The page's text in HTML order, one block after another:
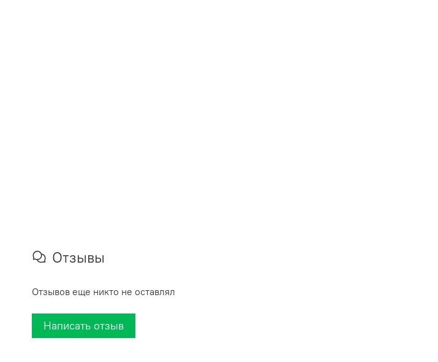
Отзывы
Отзывов еще никто не оставлял
Написать отзыв